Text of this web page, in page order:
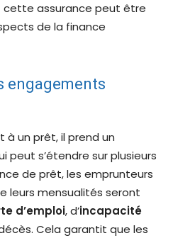
assurance peut être
de la finance
engagements
à un prêt, il prend un
peut s’étendre sur plusieurs
de prêt, les emprunteurs
leurs mensualités seront
d’emploi, d’incapacité
Cela garantit que les